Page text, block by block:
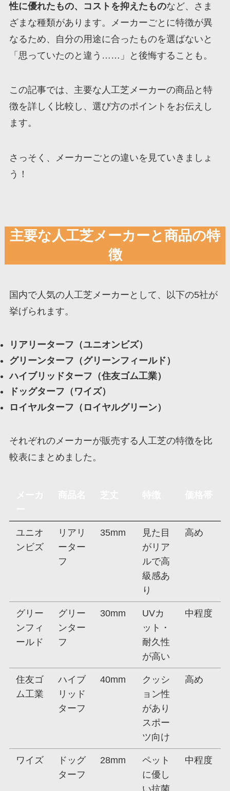
性に優れたもの、コストを抑えたものなど、さま
ざまな種類があります。メーカーごとに特徴が異
なるため、自分の用途に合ったものを選ばないと
「思っていたのと違う……」と後悔することも。
この記事では、主要な人工芝メーカーの商品と特
徴を詳しく比較し、選び方のポイントをお伝えし
ます。
さっそく、メーカーごとの違いを見ていきましょ
う！
主要な人工芝メーカーと商品の特
徴
国内で人気の人工芝メーカーとして、以下の5社が
挙げられます。
リアリーターフ（ユニオンビズ）
グリーンターフ（グリーンフィールド）
ハイブリッドターフ（住友ゴム工業）
ドッグターフ（ワイズ）
ロイヤルターフ（ロイヤルグリーン）
それぞれのメーカーが販売する人工芝の特徴を比
較表にまとめました。
ユニオ
ンビズ
リアリ
ーター
フ
35mm
見た目
がリア
ルで高
級感あ
り
高め
グリー
ンフィ
ールド
グリー
ンター
フ
30mm
UVカ
ット・
耐久性
が高い
中程度
住友ゴ
ム工業
ハイブ
リッド
ターフ
40mm
クッシ
ョン性
があり
スポー
ツ向け
高め
ワイズ
ドッグ
ターフ
28mm
ペット
に優し
い抗菌
中程度